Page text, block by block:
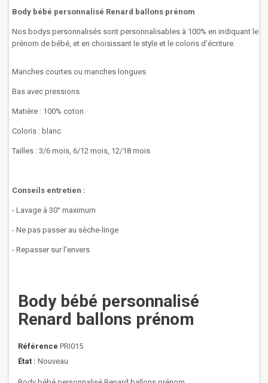
Body bébé personnalisé Renard ballons prénom
Nos bodys personnalisés sont personnalisables à 100% en indiquant le
prénom de bébé, et en choisissant le style et le coloris d'écriture.
Manches courtes ou manches longues
Bas avec pressions
Matière : 100% coton
Coloris : blanc
Tailles : 3/6 mois, 6/12 mois, 12/18 mois
Conseils entretien :
- Lavage à 30° maximum
- Ne pas passer au sèche-linge
- Repasser sur l'envers
Body bébé personnalisé
Renard ballons prénom
Référence PRI015
État : Nouveau